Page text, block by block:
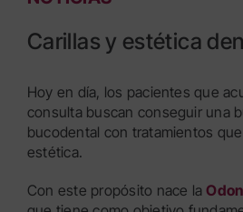
Carillas y estética
Hoy en día, los pacientes que
consulta buscan conseguir una
bucodental con tratamientos
estética.
Con este propósito nace la